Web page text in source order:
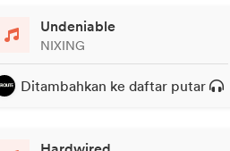
Undeniable
NIXING
Ditambahkan ke daftar putar